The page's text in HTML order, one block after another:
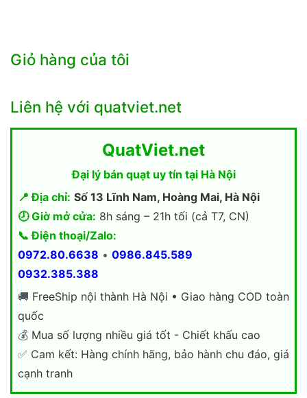
Giỏ hàng của tôi
Liên hệ với quatviet.net
QuatViet.net
Đại lý bán quạt uy tín tại Hà Nội
📍 Địa chỉ: Số 13 Lĩnh Nam, Hoàng Mai, Hà Nội
🕗 Giờ mở cửa: 8h sáng – 21h tối (cả T7, CN)
📞 Điện thoại/Zalo:
0972.80.6638 • 0986.845.589
0932.385.388
🚚 FreeShip nội thành Hà Nội • Giao hàng COD toàn
quốc
💰 Mua số lượng nhiều giá tốt - Chiết khấu cao
✅ Cam kết: Hàng chính hãng, bảo hành chu đáo, giá
cạnh tranh